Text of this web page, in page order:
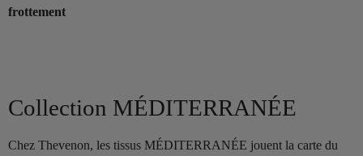
frottement
Collection MÉDITERRANÉE
Chez Thevenon, les tissus MÉDITERRANÉE jouent la carte du